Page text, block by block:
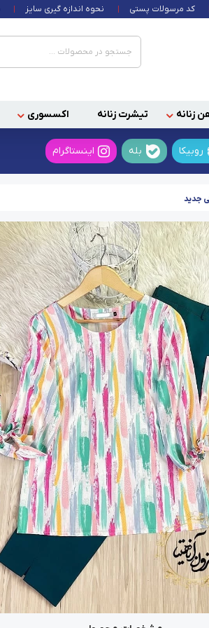
کد مرسولات پستی نحوه اندازه گیری سایز
زنانه تیشرت زنانه اکسسوری
روبیکا بله اینستاگرام
جدید